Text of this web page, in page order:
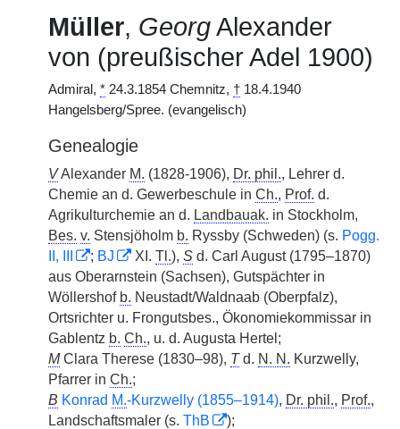
Müller, GeorgAlexander
von (preußischer Adel 1900)
Admiral, * 24.3.1854 Chemnitz, † 18.4.1940
Hangelsberg/Spree. (evangelisch)
Genealogie
VAlexander M. (1828-1906), Dr. phil., Lehrer d.
Chemie an d. Gewerbeschule in Ch., Prof. d.
Agrikulturchemie an d. Landbauak. in Stockholm,
Bes. v. Stensjöholm b. Ryssby (Schweden) (s. Pogg.
II, III
; BJ XI. Tl.), S d. Carl August (1795–1870)
aus Oberarnstein (Sachsen), Gutspächter in
Wöllershof b. Neustadt/Waldnaab (Oberpfalz),
Ortsrichter u. Frongutsbes., Ökonomiekommissar in
Gablentz b. Ch., u. d. Augusta Hertel;
MClara Therese (1830–98), Td. N. N. Kurzwelly,
Pfarrer in Ch.;
B Konrad M.-Kurzwelly (1855–1914), Dr. phil., Prof.,
Landschaftsmaler (s. ThB
);